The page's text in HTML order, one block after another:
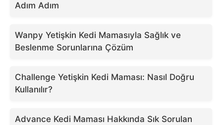
Adım Adım
Wanpy Yetişkin Kedi Mamasıyla Sağlık ve
Beslenme Sorunlarına Çözüm
Challenge Yetişkin Kedi Maması: Nasıl Doğru
Kullanılır?
Advance Kedi Maması Hakkında Sık Sorulan